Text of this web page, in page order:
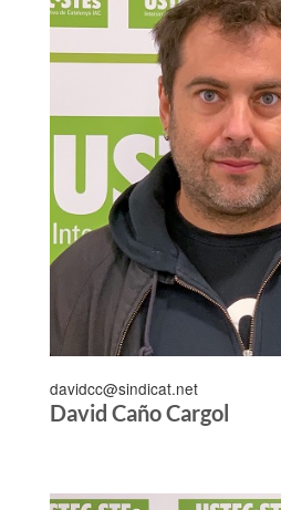
davidcc@sindicat.net
David Caño Cargol